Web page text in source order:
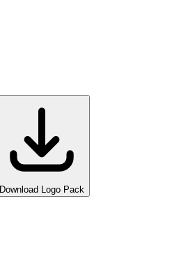
Download Logo Pack